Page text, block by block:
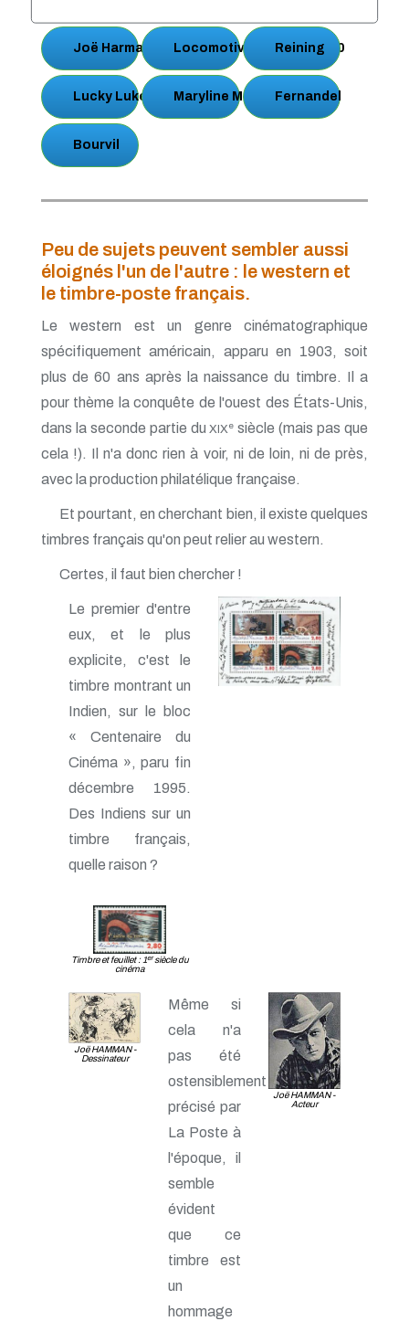
Joë Harmann Locomotive American 220
Reining
Lucky Luke Maryline MonroeFernandel
Bourvil
Peu de sujets peuvent sembler aussi
éloignés l'un de l'autre : le western et
le timbre-poste français.
Le western est un genre cinématographique
spécifiquement américain, apparu en 1903, soit
plus de 60 ans après la naissance du timbre. Il a
pour thème la conquête de l'ouest des États-Unis,
dans la seconde partie duXIXe siècle (mais pas que
cela !). Il n'a donc rien à voir, ni de loin, ni de près,
avec la production philatélique française.
Et pourtant, en cherchant bien, il existe quelques
timbres français qu'on peut relier au western.
Certes, il faut bien chercher !
Le premier d'entre
eux, et le plus
explicite, c'est le
timbre montrant un
Indien, sur le bloc
« Centenaire du
Cinéma », paru fin
décembre 1995.
Des Indiens sur un
timbre français,
quelle raison ?
Timbre et feuillet : 1ersiècle du
cinéma
Joë HAMMAN -
Dessinateur
Même si
cela n'a
pas été
ostensiblement
précisé par
La Poste à
l'époque, il
semble
évident
que ce
timbre est
un
hommage
Joë HAMMAN -
Acteur